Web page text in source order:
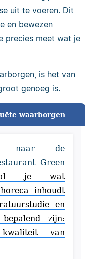
uit te voeren. Dit
en bewezen
precies meet wat je
is het van
genoeg is.
waarborgen
naar de
Green
je wat
inhoudt
en
zijn:
kwaliteit van